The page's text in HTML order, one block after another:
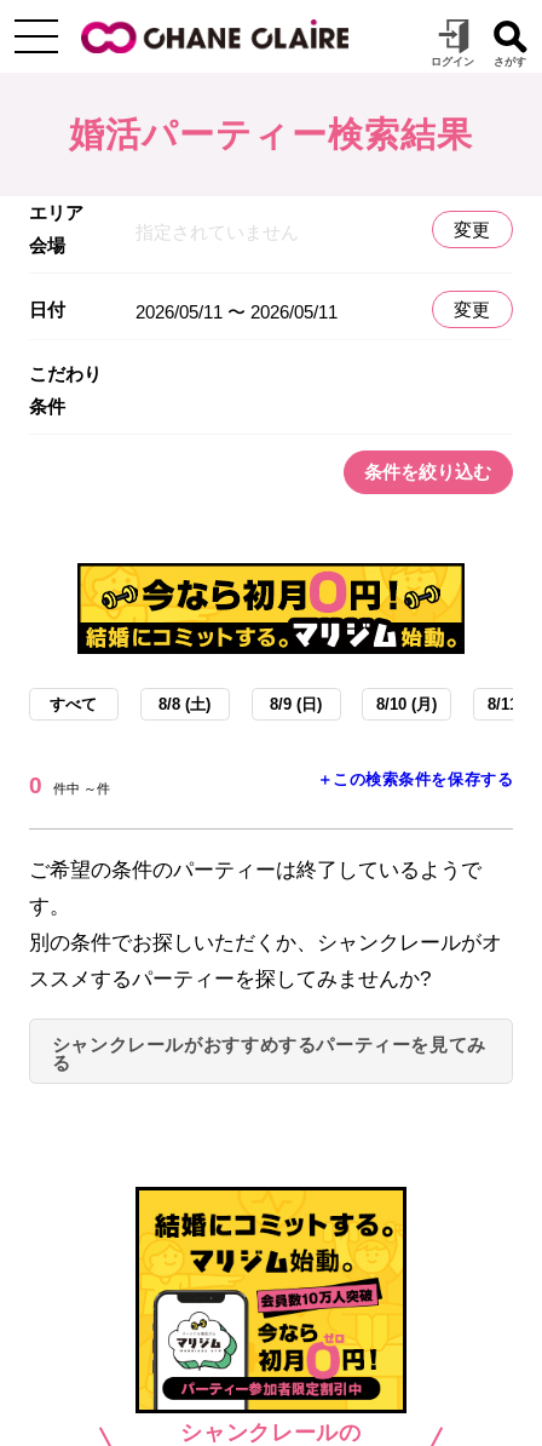
婚活パーティー検索結果
エリア
会場
指定されていません 変更
日付 2026/05/11 〜 2026/05/11 変更
こだわり
条件
条件を絞り込む
すべて 8/8 (土) 8/9 (日) 8/10 (月) 8/11 (
0 件中 ～件 ＋この検索条件を保存する
ご希望の条件のパーティーは終了しているようで
す。
別の条件でお探しいただくか、シャンクレールがオ
ススメするパーティーを探してみませんか?
シャンクレールがおすすめするパーティーを見てみ
る
シャンクレールの